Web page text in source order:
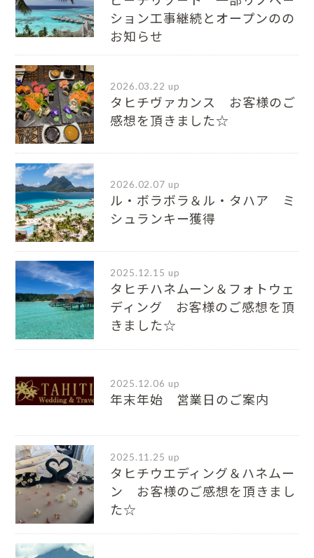
ション工事継続とオープンのの
お知らせ
2026.03.22 up
タヒチヴァカンス お客様のご
感想を頂きました☆
2026.02.07 up
ル・ボラボラ＆ル・タハア ミ
シュランキー獲得
2025.12.15 up
タヒチハネムーン＆フォトウェ
ディング お客様のご感想を頂
きました☆
2025.12.06 up
年末年始 営業日のご案内
2025.11.25 up
タヒチウエディング＆ハネムー
ン お客様のご感想を頂きまし
た☆